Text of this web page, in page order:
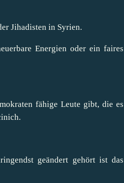
Jihadisten in Syrien.
Energien oder ein faires
fähige Leute gibt, die es
geändert gehört ist das